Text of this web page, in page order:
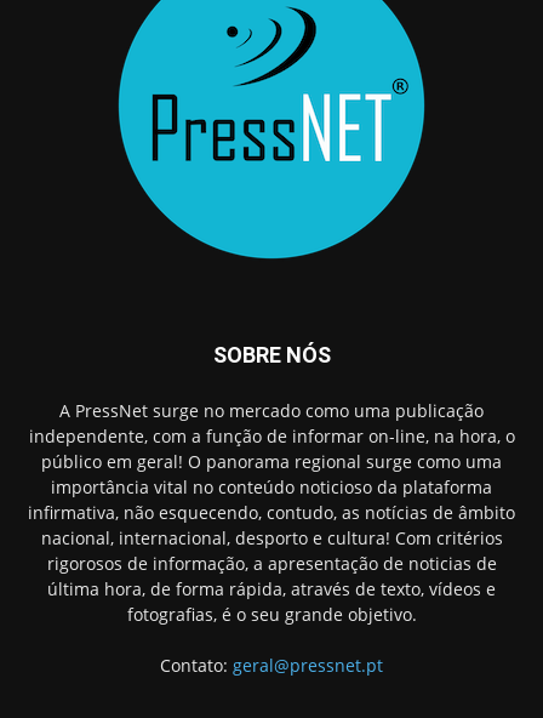
SOBRE NÓS
A PressNet surge no mercado como uma publicação
independente, com a função de informar on-line, na hora, o
público em geral! O panorama regional surge como uma
importância vital no conteúdo noticioso da plataforma
infirmativa, não esquecendo, contudo, as notícias de âmbito
nacional, internacional, desporto e cultura! Com critérios
rigorosos de informação, a apresentação de noticias de
última hora, de forma rápida, através de texto, vídeos e
fotografias, é o seu grande objetivo.
Contato: geral@pressnet.pt